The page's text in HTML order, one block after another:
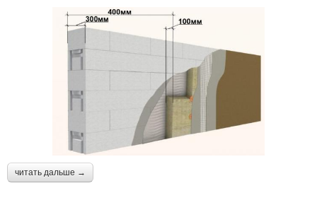
читать дальше →